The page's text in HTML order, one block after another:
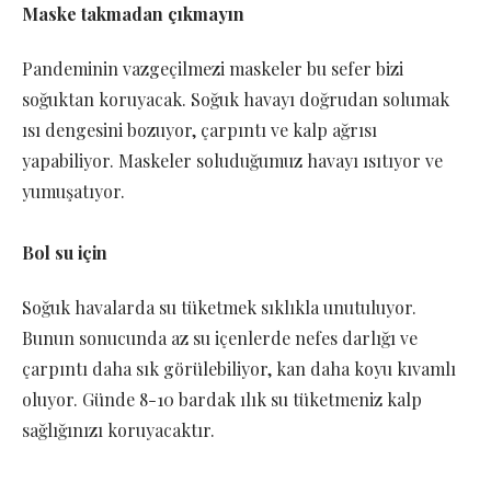
Maske takmadan çıkmayın
Pandeminin vazgeçilmezi maskeler bu sefer bizi
soğuktan koruyacak. Soğuk havayı doğrudan solumak
ısı dengesini bozuyor, çarpıntı ve kalp ağrısı
yapabiliyor. Maskeler soluduğumuz havayı ısıtıyor ve
yumuşatıyor.
Bol su için
Soğuk havalarda su tüketmek sıklıkla unutuluyor.
Bunun sonucunda az su içenlerde nefes darlığı ve
çarpıntı daha sık görülebiliyor, kan daha koyu kıvamlı
oluyor. Günde 8-10 bardak ılık su tüketmeniz kalp
sağlığınızı koruyacaktır.